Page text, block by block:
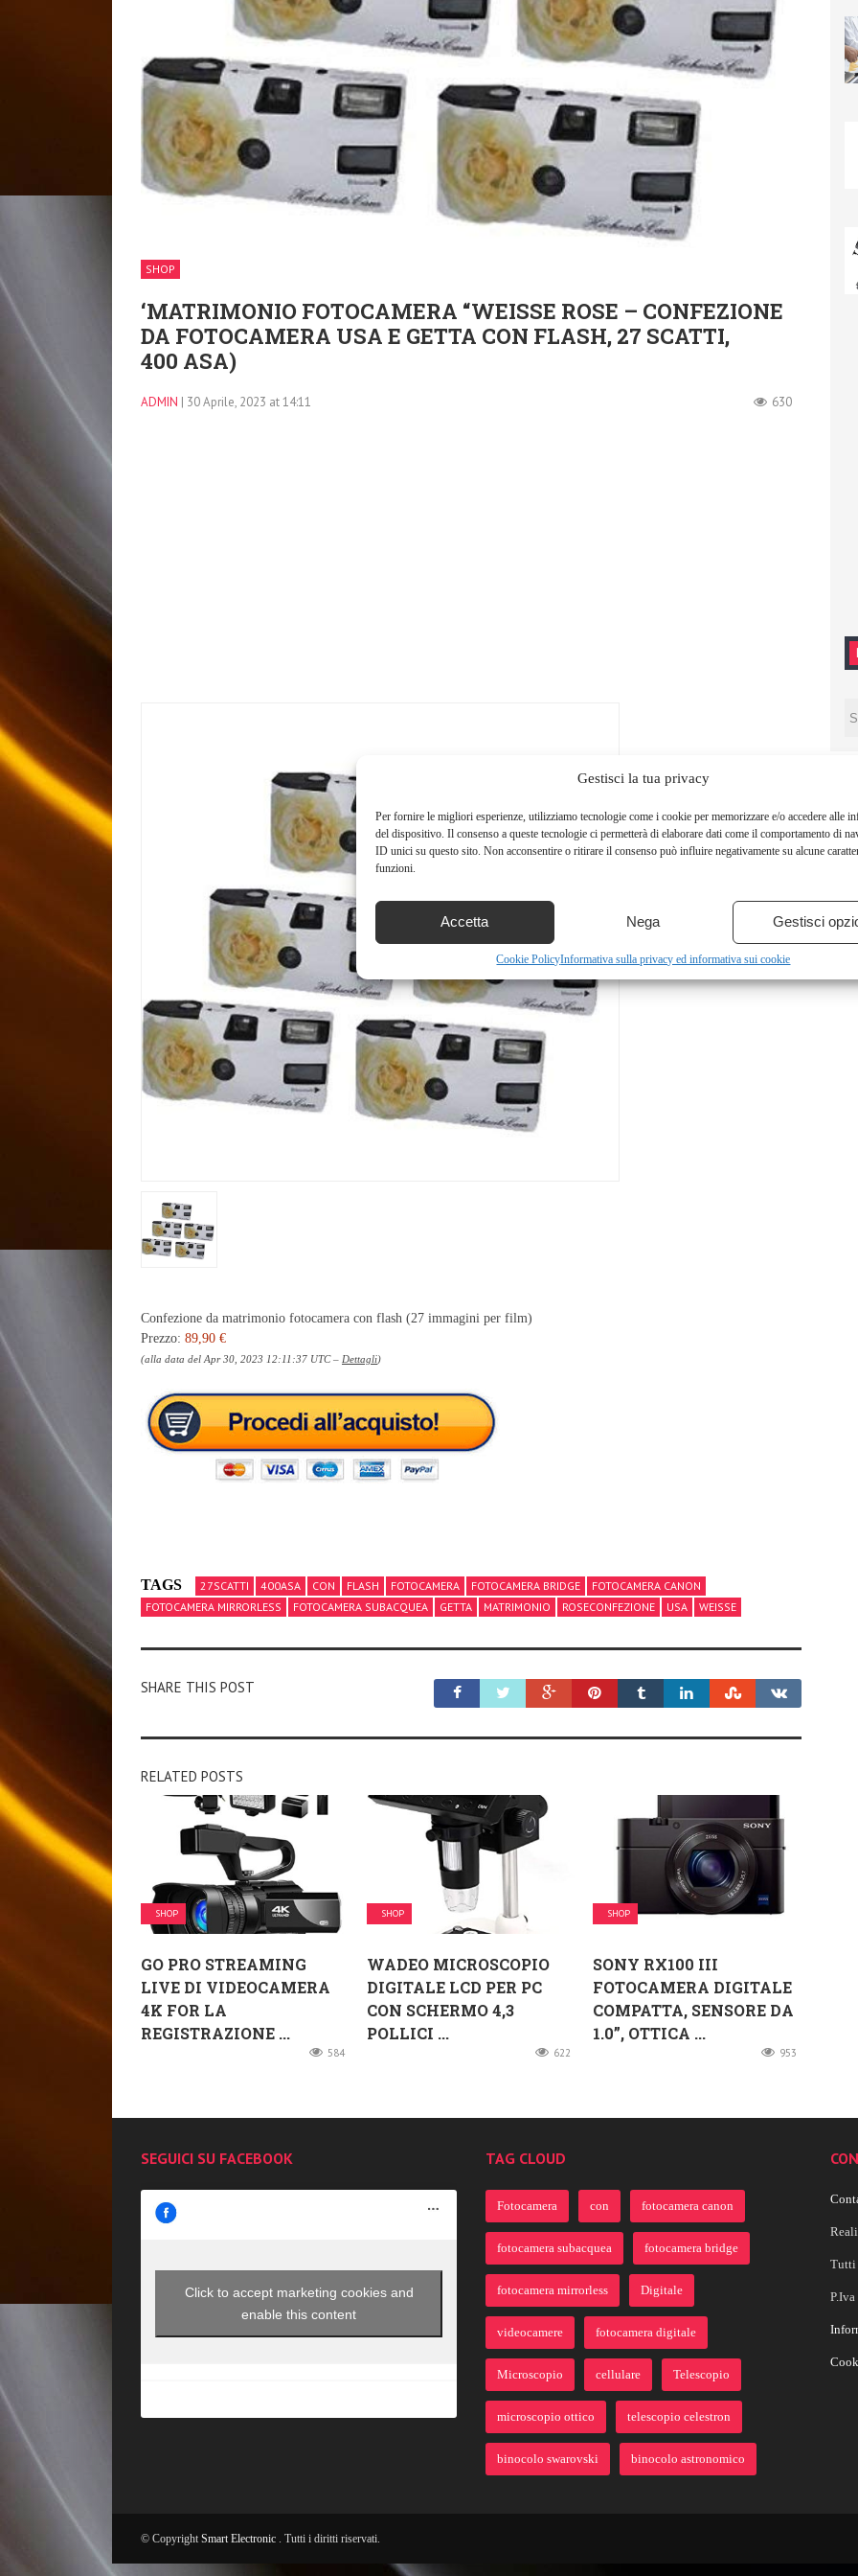
Gestisci la tua privacy
Per fornire le migliori esperienze, utilizziamo tecnologie come i cookie per memorizzare e/o accedere alle
del dispositivo. Il consenso a queste tecnologie ci permetterà di elaborare dati come il comportamento di
ID unici su questo sito. Non acconsentire o ritirare il consenso può influire negativamente su alcune
funzioni.
Accetta Nega Gestisci
Cookie PolicyInformativa sulla privacy ed informativa sui cookie
SHOP
‘MATRIMONIO FOTOCAMERA “WEISSE ROSE – CONFEZIONE
DA FOTOCAMERA USA E GETTA CON FLASH, 27 SCATTI,
400 ASA)
ADMIN | 30 Aprile, 2023 at 14:11 630
Confezione da matrimonio fotocamera con flash (27 immagini per film)
Prezzo: 89,90 €
(alla data del Apr 30, 2023 12:11:37 UTC – Dettagli)
TAGS 27SCATTI 400ASA CON FLASH FOTOCAMERA FOTOCAMERA BRIDGE
FOTOCAMERA CANON
FOTOCAMERA MIRRORLESS
FOTOCAMERA SUBACQUEA GETTA MATRIMONIO ROSECONFEZIONE USA WEISSE
SHARE THIS POST
RELATED POSTS
SHOP
GO PRO STREAMING
LIVE DI VIDEOCAMERA
4K FOR LA
REGISTRAZIONE ...
584
SHOP
WADEO MICROSCOPIO
DIGITALE LCD PER PC
CON SCHERMO 4,3
POLLICI ...
622
SHOP
SONY RX100 III
FOTOCAMERA DIGITALE
COMPATTA, SENSORE DA
1.0”, OTTICA ...
953
SEGUICI SU FACEBOOK
Click to accept marketing cookies and
enable this content
TAG CLOUD
Fotocamera con fotocamera canon
fotocamera subacquea fotocamera bridge
fotocamera mirrorless Digitale
videocamere fotocamera digitale
Microscopio cellulare Telescopio
microscopio ottico telescopio celestron
binocolo swarovski binocolo astronomico
Tutti
© Copyright Smart Electronic . Tutti i diritti riservati.